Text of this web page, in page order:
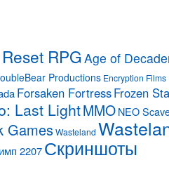
RPGAge of
Productions Encryption Films
Forsaken FortressFrozen
Last LightMMONEO
GamesWasteland
2207Скриншоты